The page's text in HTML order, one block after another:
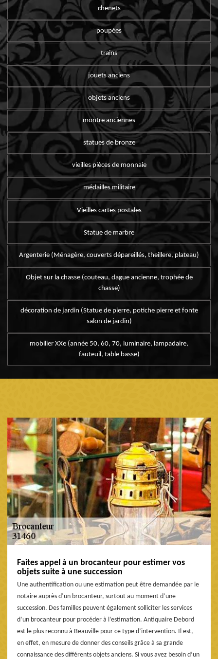
chenets
poupées
trains
jouets anciens
objets anciens
montre anciennes
statues de bronze
vieilles pièces de monnaie
médailles militaire
Vieilles cartes postales
Statue de marbre
Argenterie (Ménagère, couverts dépareillés, theillere, plateau)
Objet sur la chasse (couteau, dague ancienne, trophée de
chasse)
décoration de jardin (Statue de pierre, potiche pierre et fonte
salon de jardin)
mobilier XXe (année 50, 60, 70, luminaire, lampadaire,
fauteuil, table basse)
Faites appel à un brocanteur pour estimer vos
objets suite à une succession
Une authentification ou une estimation peut être demandée par le
notaire auprès d’un brocanteur, surtout au moment d’une
succession. Des familles peuvent également solliciter les services
d’un brocanteur pour procéder à l’estimation. Antiquaire Debord
est le plus reconnu à Beauville pour ce type d’intervention. Il est,
en effet, en mesure de donner des conseils grâce à sa grande
connaissance des différents objets anciens. Si vous avez besoin d’un